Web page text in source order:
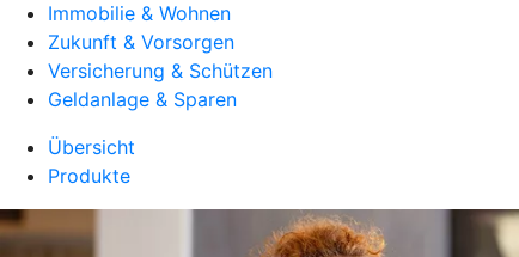
Immobilie & Wohnen
Zukunft & Vorsorgen
Versicherung & Schützen
Geldanlage & Sparen
Übersicht
Produkte